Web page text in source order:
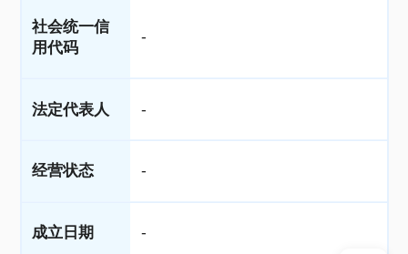
社会统一信
用代码
-
法定代表人 -
经营状态 -
成立日期 -